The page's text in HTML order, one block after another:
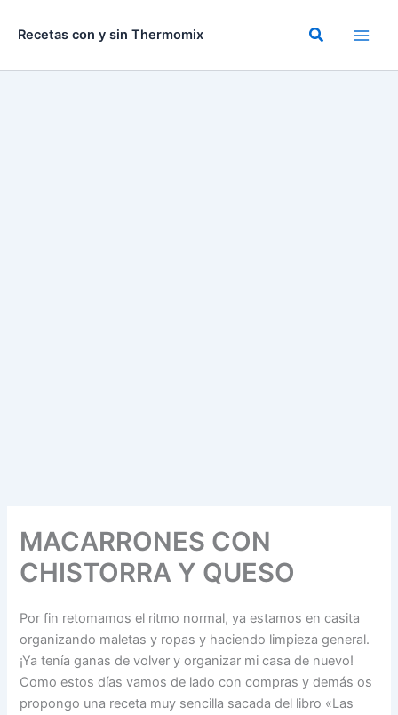
Recetas con y sin Thermomix Buscar
MACARRONES CON
CHISTORRA Y QUESO
Por fin retomamos el ritmo normal, ya estamos en casita
organizando maletas y ropas y haciendo limpieza general.
¡Ya tenía ganas de volver y organizar mi casa de nuevo!
Como estos días vamos de lado con compras y demás os
propongo una receta muy sencilla sacada del libro «Las